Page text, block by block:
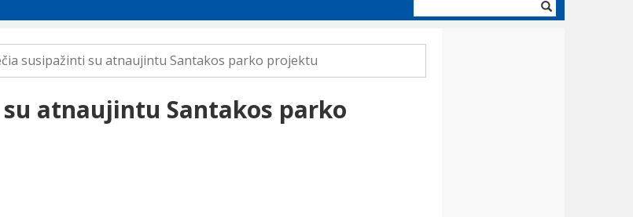
forma
susipažinti su atnaujintu Santakos parko projektu
atnaujintu Santakos parko